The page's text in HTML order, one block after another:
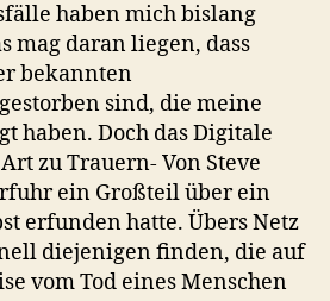
haben mich bislang
mag daran liegen, dass
bekannten
sind, die meine
haben. Doch das Digitale
zu Trauern- Von Steve
ein Großteil über ein
erfunden hatte. Übers Netz
diejenigen finden, die auf
vom Tod eines Menschen